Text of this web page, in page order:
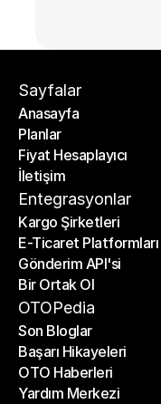
Sayfalar
Anasayfa
Anasayfa
Planlar
Planlar
Fiyat Hesaplayıcı
Fiyat Hesaplayıcı
İletişim
İletişim
Entegrasyonlar
Kargo Şirketleri
Kargo Şirketleri
E-Ticaret Platformları
E-Ticaret Platformları
Gönderim API'si
Gönderim API'si
Bir Ortak Ol
Bir Ortak Ol
OTOPedia
Son Bloglar
Son Bloglar
Başarı Hikayeleri
Başarı Hikayeleri
OTO Haberleri
OTO Haberleri
Yardım Merkezi